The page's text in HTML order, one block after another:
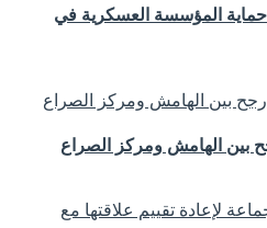
المؤسسة العسكرية في
بين الهامش ومركز الصراع